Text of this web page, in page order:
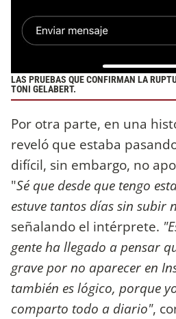
LAS PRUEBAS QUE CONFIRMAN LA
TONI GELABERT.
Por otra parte, en una
reveló que estaba
difícil, sin embargo, no
"Sé que desde que tengo
estuve tantos días sin subir
señalando el intérprete.
gente ha llegado a pensar
grave por no aparecer en
también es lógico, porque
comparto todo a diario",